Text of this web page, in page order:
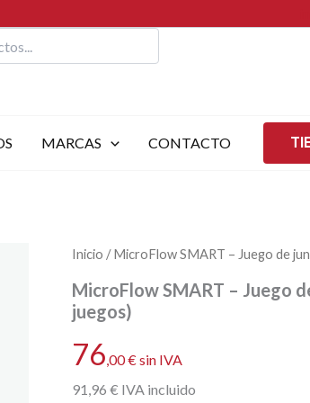
MARCAS CONTACTO
Inicio / MicroFlow SMART – Juego de
MicroFlow SMART – Juego
juegos)
76,00€sin IVA
91,96 € IVA incluido